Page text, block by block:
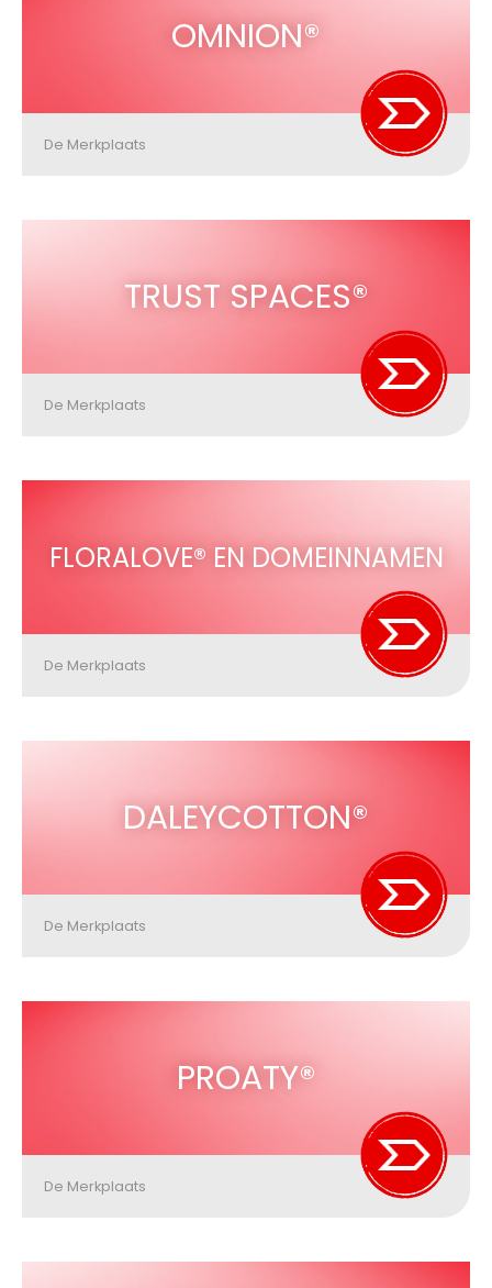
OMNION®
De Merkplaats
TRUST SPACES®
De Merkplaats
FLORALOVE® EN DOMEINNAMEN
De Merkplaats
DALEYCOTTON®
De Merkplaats
PROATY®
De Merkplaats